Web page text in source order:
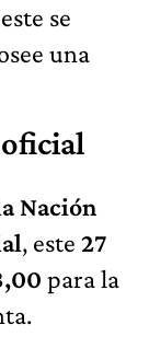
se
una
Nación
, este 27
para la